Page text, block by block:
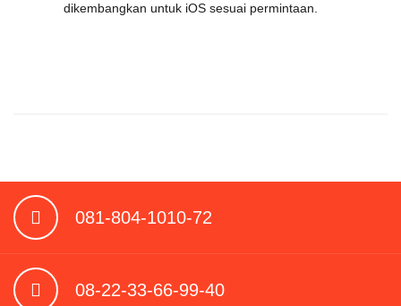
dikembangkan untuk iOS sesuai permintaan.
081-804-1010-72
08-22-33-66-99-40